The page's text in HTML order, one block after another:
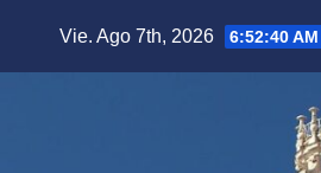
Vie. Ago 7th, 2026 6:52:41 AM